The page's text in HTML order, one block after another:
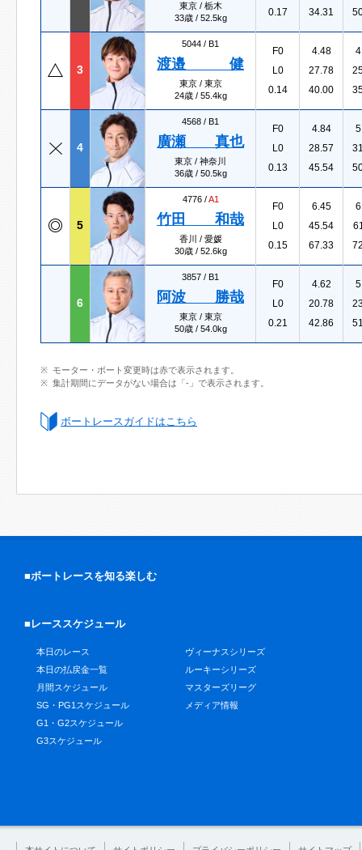
東京 / 栃木
33歳 / 52.5kg
0.17
34.31
3
5044 / B1
渡邉 健
東京 / 東京
24歳 / 55.4kg
F0
L0
0.14
4.48
27.78
40.00
4
4568 / B1
廣瀬 真也
東京 / 神奈川
36歳 / 50.5kg
F0
L0
0.13
4.84
28.57
45.54
5
4776 /A1
竹田 和哉
香川 / 愛媛
30歳 / 52.6kg
F0
L0
0.15
6.45
45.54
67.33
6
3857 / B1
阿波 勝哉
東京 / 東京
50歳 / 54.0kg
F0
L0
0.21
4.62
20.78
42.86
モーター・ボート変更時は赤で表示されます。
集計期間にデータがない場合は「-」で表示されます。
ボートレースガイドはこちら
■ボートレースを知る楽しむ
■レーススケジュール
本日のレース
本日の払戻金一覧
月間スケジュール
SG・PG1スケジュール
G1・G2スケジュール
G3スケジュール
ヴィーナスシリーズ
ルーキーシリーズ
マスターズリーグ
メディア情報